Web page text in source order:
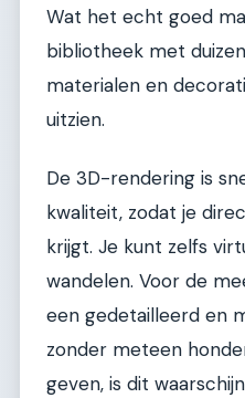
Wat het echt goed
bibliotheek met
materialen en
uitzien.
De 3D-rendering is
kwaliteit, zodat je
krijgt. Je kunt zelfs
wandelen. Voor de
een gedetailleerd en
zonder meteen
geven, is dit